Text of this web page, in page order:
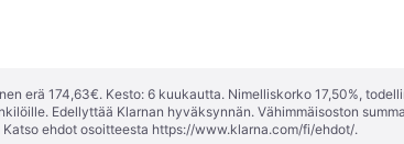
erä 174,63€. Kesto: 6 kuukautta. Nimelliskorko 17,50%,
Edellyttää Klarnan hyväksynnän. Vähimmäisoston
ehdot osoitteesta https://www.klarna.com/fi/ehdot/.